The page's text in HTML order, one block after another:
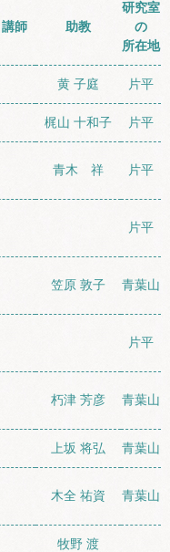
講師 助教
研究室
の
所在地
黄 子庭 片平
梶山 十和子 片平
青木 祥 片平
片平
笠原 敦子 青葉山
片平
朽津 芳彦 青葉山
上坂 将弘 青葉山
木全 祐資 青葉山
牧野 渡